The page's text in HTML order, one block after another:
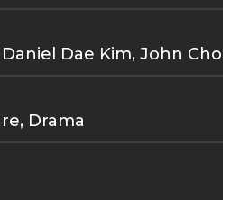
Dae Kim, John Cho
Drama